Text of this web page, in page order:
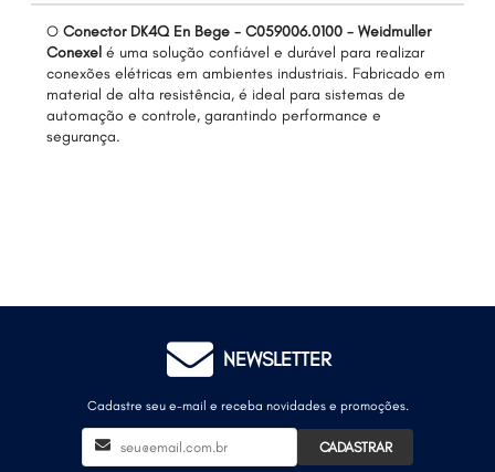
O Conector DK4Q En Bege - C059006.0100 - Weidmuller
Conexel é uma solução confiável e durável para realizar
conexões elétricas em ambientes industriais. Fabricado em
material de alta resistência, é ideal para sistemas de
automação e controle, garantindo performance e
segurança.
NEWSLETTER
Cadastre seu e-mail e receba novidades e promoções.
CADASTRAR